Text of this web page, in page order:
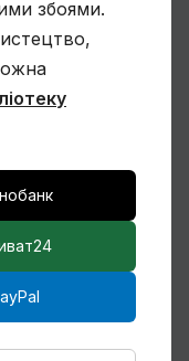
український
про
збоями.